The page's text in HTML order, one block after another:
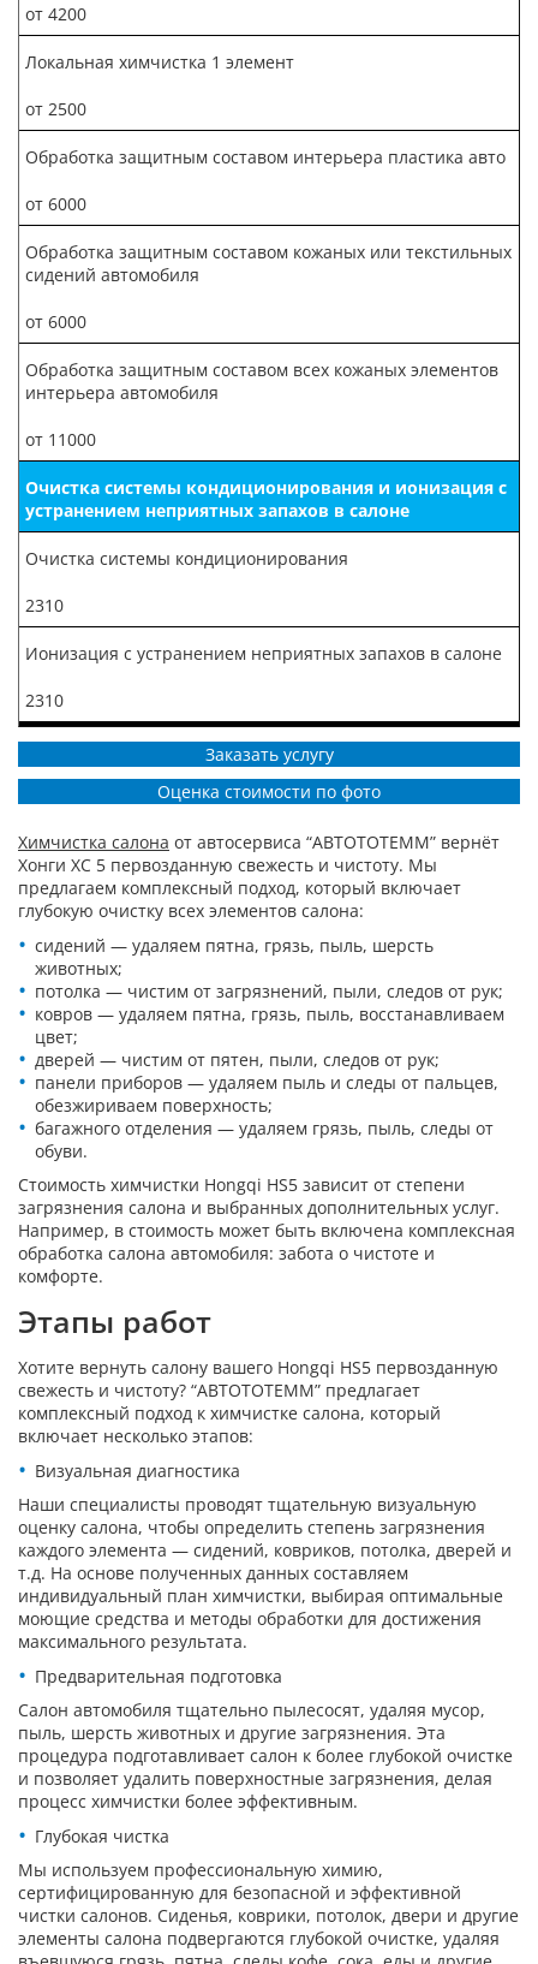
от 4200
Локальная химчистка 1 элемент
от 2500
Обработка защитным составом интерьера пластика авто
от 6000
Обработка защитным составом кожаных или текстильных
сидений автомобиля
от 6000
Обработка защитным составом всех кожаных элементов
интерьера автомобиля
от 11000
Очистка системы кондиционирования и ионизация с
устранением неприятных запахов в салоне
Очистка системы кондиционирования
2310
Ионизация с устранением неприятных запахов в салоне
2310
Заказать услугу
Оценка стоимости по фото
Химчистка салона от автосервиса “АВТОТОТЕММ” вернёт
Хонги ХС 5 первозданную свежесть и чистоту. Мы
предлагаем комплексный подход, который включает
глубокую очистку всех элементов салона:
сидений — удаляем пятна, грязь, пыль, шерсть
животных;
потолка — чистим от загрязнений, пыли, следов от рук;
ковров — удаляем пятна, грязь, пыль, восстанавливаем
цвет;
дверей — чистим от пятен, пыли, следов от рук;
панели приборов — удаляем пыль и следы от пальцев,
обезжириваем поверхность;
багажного отделения — удаляем грязь, пыль, следы от
обуви.
Стоимость химчистки Hongqi HS5 зависит от степени
загрязнения салона и выбранных дополнительных услуг.
Например, в стоимость может быть включена комплексная
обработка салона автомобиля: забота о чистоте и
комфорте.
Этапы работ
Хотите вернуть салону вашего Hongqi HS5 первозданную
свежесть и чистоту? “АВТОТОТЕММ” предлагает
комплексный подход к химчистке салона, который
включает несколько этапов:
Визуальная диагностика
Наши специалисты проводят тщательную визуальную
оценку салона, чтобы определить степень загрязнения
каждого элемента — сидений, ковриков, потолка, дверей и
т.д. На основе полученных данных составляем
индивидуальный план химчистки, выбирая оптимальные
моющие средства и методы обработки для достижения
максимального результата.
Предварительная подготовка
Салон автомобиля тщательно пылесосят, удаляя мусор,
пыль, шерсть животных и другие загрязнения. Эта
процедура подготавливает салон к более глубокой очистке
и позволяет удалить поверхностные загрязнения, делая
процесс химчистки более эффективным.
Глубокая чистка
Мы используем профессиональную химию,
сертифицированную для безопасной и эффективной
чистки салонов. Сиденья, коврики, потолок, двери и другие
элементы салона подвергаются глубокой очистке, удаляя